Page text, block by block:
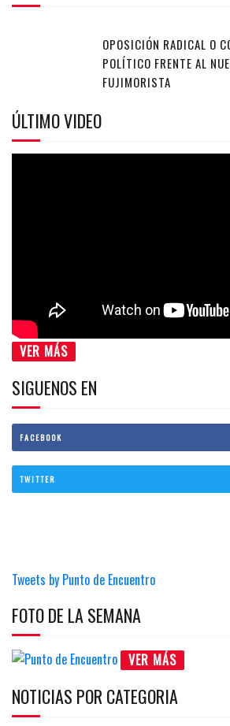
OPOSICIÓN RADICAL O
POLÍTICO FRENTE AL
FUJIMORISTA
ÚLTIMO VIDEO
VER MÁS
SIGUENOS EN
FACEBOOK
TWITTER
Tweets by Punto de Encuentro
FOTO DE LA SEMANA
VER MÁS
NOTICIAS POR CATEGORIA